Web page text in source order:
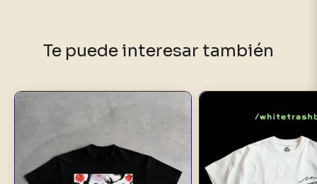
Te puede interesar también